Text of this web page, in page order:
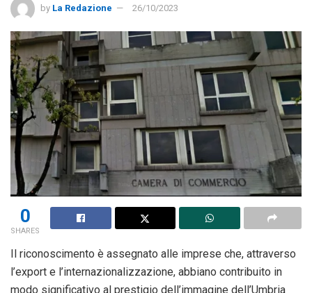
by La Redazione 26/10/2023
0
SHARES
Il riconoscimento è assegnato alle imprese che, attraverso
l’export e l’internazionalizzazione, abbiano contribuito in
modo significativo al prestigio dell’immagine dell’Umbria